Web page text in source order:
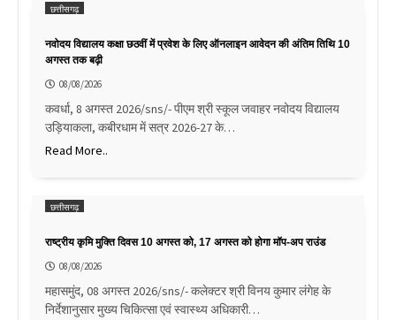
छत्तीसगढ़
नवोदय विद्यालय कक्षा छठवीं में प्रवेश के लिए ऑनलाइन आवेदन की अंतिम तिथि 10
अगस्त तक बढ़ी
08/08/2026
कवर्धा, 8 अगस्त 2026/sns/- पीएम श्री स्कूल जवाहर नवोदय विद्यालय
उड़ियाकला, कबीरधाम में सत्र 2026-27 के…
Read More..
छत्तीसगढ़
राष्ट्रीय कृमि मुक्ति दिवस 10 अगस्त को, 17 अगस्त को होगा मॉप-अप राउंड
08/08/2026
महासमुंद, 08 अगस्त 2026/sns/- कलेक्टर श्री विनय कुमार लंगेह के
निर्देशानुसार मुख्य चिकित्सा एवं स्वास्थ्य अधिकारी…